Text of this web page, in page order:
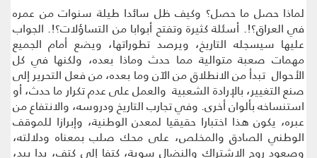
لماذا حصل ما حصل؟ وكيف ظل سائدا طيلة سنوات من عمره
في العراق؟!. أسئلة كثيرة وتفتح أبوابا من التساؤلات؟!. الجواب
عليها سيسجله التاريخ، ويرصد تطوراتها، ويضع أمام الجميع
مهمات صعبة متوالية مما حدث وماذا بعده، ولكنها في كل
الأحوال تبدأ من الانطلاق من الآن وما بعده، من فعل التحرير إلى
صنع التغيير، بالإرادة الشعبية والعمل على عدم تكرار ما حدث، أو
استنساخه بألوان أخرى. وفي تجارب التاريخ ودروسه، والانتفاع من
عبره، يكون هذا اختبارا حقيقيا لمعدن الوطنية، وإبرازا للموقف
الوطني الصادق والمخلص، على محك صلب بمعناه ودلالته،
وصعود روح الاشتراك والنضال سوية، كتفا إلى كتف، يدا بيد،